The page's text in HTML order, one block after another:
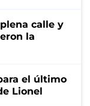
calle y
la
el último
Lionel